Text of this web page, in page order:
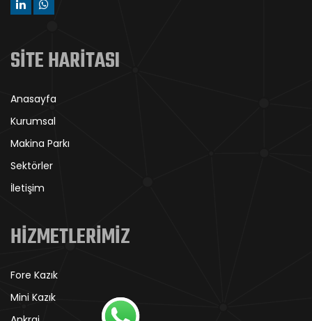
SİTE HARİTASI
Anasayfa
Kurumsal
Makina Parkı
Sektörler
İletişim
HİZMETLERİMİZ
Fore Kazık
Mini Kazık